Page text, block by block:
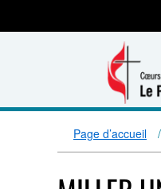
Page d’accueil